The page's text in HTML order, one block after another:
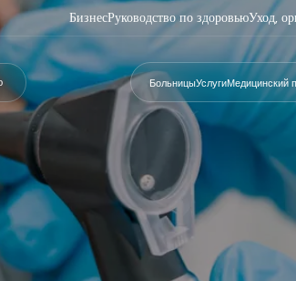
БизнесРуководство по здоровьюУход,
БольницыУслугиМедицинский